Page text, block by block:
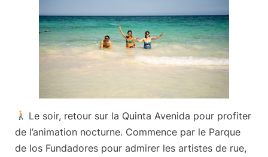
Le soir, retour sur la Quinta Avenida pour profiter
de l’animation nocturne. Commence par le Parque
de los Fundadores pour admirer les artistes de rue,